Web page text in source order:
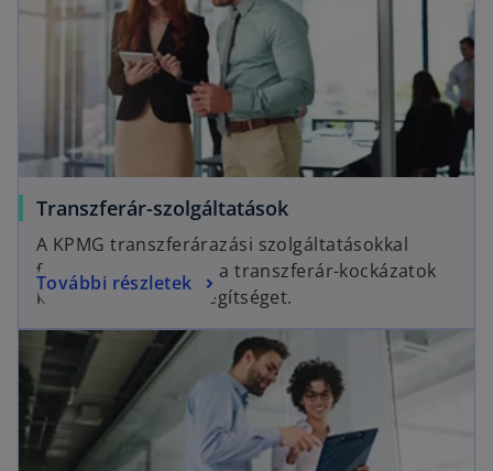
Transzferár-szolgáltatások
A KPMG transzferárazási szolgáltatásokkal
foglalkozó csoportja a transzferár-kockázatok
kezelésében nyújt segítséget.
További részletek